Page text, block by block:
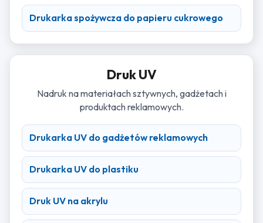
Drukarka spożywcza do papieru cukrowego
Druk UV
Nadruk na materiałach sztywnych, gadżetach i
produktach reklamowych.
Drukarka UV do gadżetów reklamowych
Drukarka UV do plastiku
Druk UV na akrylu